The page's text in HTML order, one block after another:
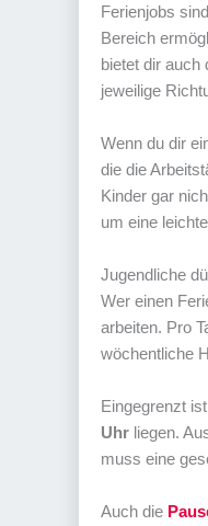
Ferienjobs
Bereich
bietet dir auch
jeweilige
Wenn du dir
die die
Kinder gar
um eine
Jugendliche
Wer einen
arbeiten. Pro
wöchentliche
Eingegrenzt
Uhr liegen.
muss eine
Auch die